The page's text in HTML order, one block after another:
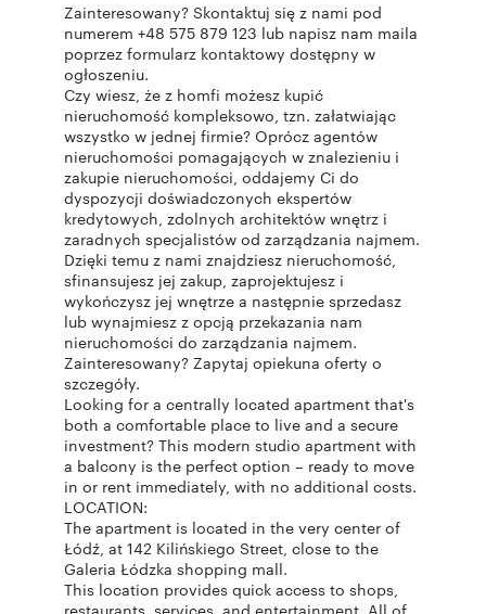
Zainteresowany? Skontaktuj się z nami pod
numerem +48 575 879 123 lub napisz nam maila
poprzez formularz kontaktowy dostępny w
ogłoszeniu.
Czy wiesz, że z homfi możesz kupić
nieruchomość kompleksowo, tzn. załatwiając
wszystko w jednej firmie? Oprócz agentów
nieruchomości pomagających w znalezieniu i
zakupie nieruchomości, oddajemy Ci do
dyspozycji doświadczonych ekspertów
kredytowych, zdolnych architektów wnętrz i
zaradnych specjalistów od zarządzania najmem.
Dzięki temu z nami znajdziesz nieruchomość,
sfinansujesz jej zakup, zaprojektujesz i
wykończysz jej wnętrze a następnie sprzedasz
lub wynajmiesz z opcją przekazania nam
nieruchomości do zarządzania najmem.
Zainteresowany? Zapytaj opiekuna oferty o
szczegóły.
Looking for a centrally located apartment that's
both a comfortable place to live and a secure
investment? This modern studio apartment with
a balcony is the perfect option – ready to move
in or rent immediately, with no additional costs.
LOCATION:
The apartment is located in the very center of
Łódź, at 142 Kilińskiego Street, close to the
Galeria Łódzka shopping mall.
This location provides quick access to shops,
restaurants, services, and entertainment. All of